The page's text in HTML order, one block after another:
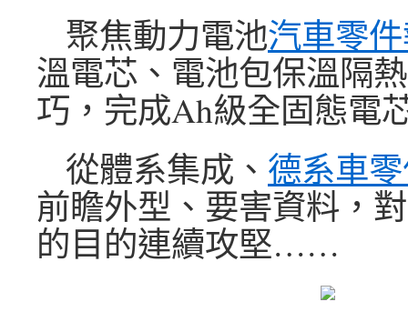
聚焦動力電池汽車零
溫電芯、電池包保溫隔
巧，完成Ah級全固態電
從體系集成、 德系車
前瞻外型、要害資料，
的目的連續攻堅……